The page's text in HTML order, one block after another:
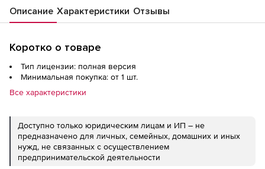
Описание Характеристики Отзывы
Коротко о товаре
Тип лицензии: полная версия
Минимальная покупка: от 1 шт.
Все характеристики
Доступно только юридическим лицам и ИП – не
предназначено для личных, семейных, домашних и иных
нужд, не связанных с осуществлением
предпринимательской деятельности